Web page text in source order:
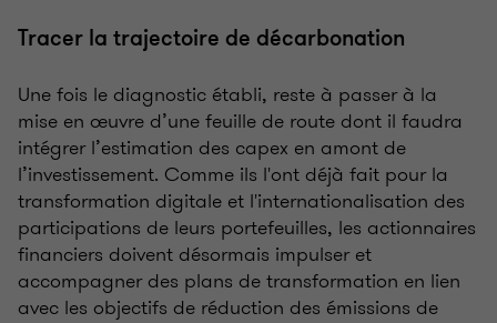
Tracer la trajectoire de décarbonation
Une fois le diagnostic établi, reste à passer à la
mise en œuvre d’une feuille de route dont il faudra
intégrer l’estimation des capex en amont de
l’investissement. Comme ils l'ont déjà fait pour la
transformation digitale et l'internationalisation des
participations de leurs portefeuilles, les actionnaires
financiers doivent désormais impulser et
accompagner des plans de transformation en lien
avec les objectifs de réduction des émissions de